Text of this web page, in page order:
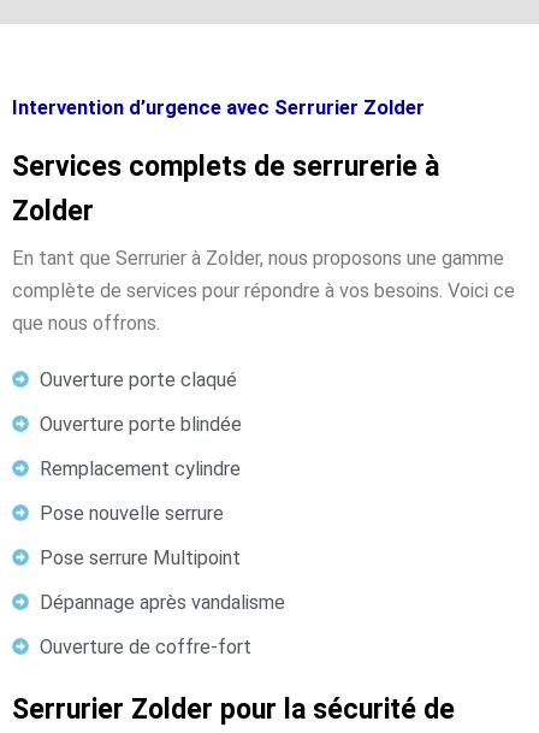
Intervention d’urgence avec Serrurier Zolder
Services complets de serrurerie à
Zolder
En tant que Serrurier à Zolder, nous proposons une gamme
complète de services pour répondre à vos besoins. Voici ce
que nous offrons.
Ouverture porte claqué
Ouverture porte blindée
Remplacement cylindre
Pose nouvelle serrure
Pose serrure Multipoint
Dépannage après vandalisme
Ouverture de coffre-fort
Serrurier Zolder pour la sécurité de